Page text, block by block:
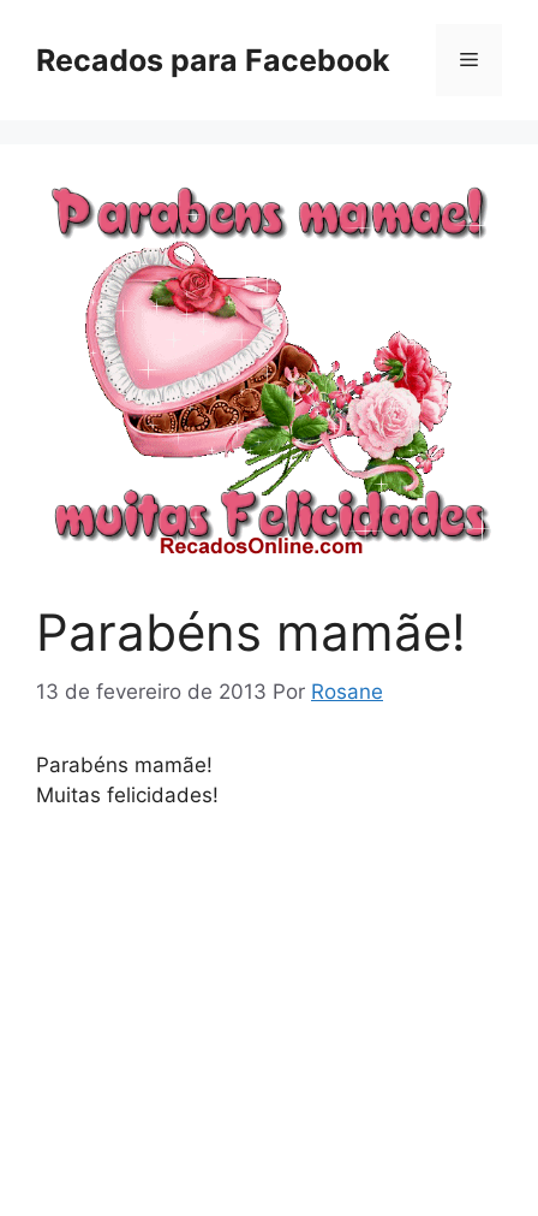
paraRecados para Facebook Menu
Parabéns mamãe!
13 de fevereiro de 2013 Por Rosane
Parabéns mamãe!
Muitas felicidades!